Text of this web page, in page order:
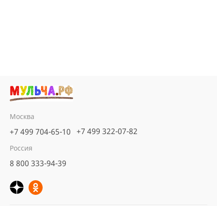
Москва
+7 499 704-65-10 +7 499 322-07-82
Россия
8 800 333-94-39